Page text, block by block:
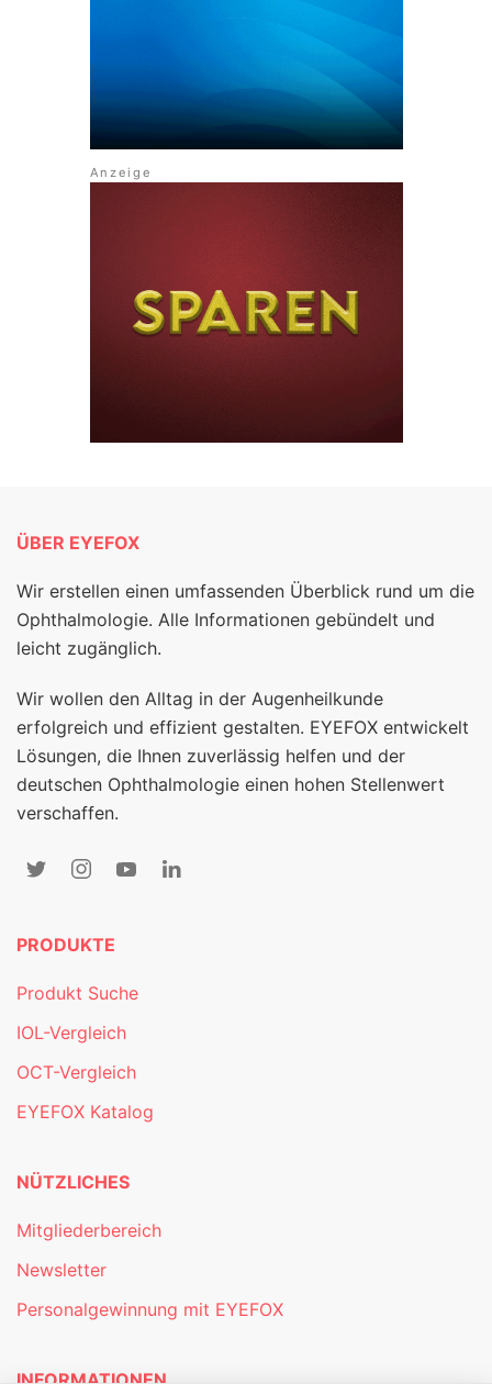
ÜBER EYEFOX
Wir erstellen einen umfassenden Überblick rund um die
Ophthalmologie. Alle Informationen gebündelt und
leicht zugänglich.
Wir wollen den Alltag in der Augenheilkunde
erfolgreich und effizient gestalten. EYEFOX entwickelt
Lösungen, die Ihnen zuverlässig helfen und der
deutschen Ophthalmologie einen hohen Stellenwert
verschaffen.
PRODUKTE
Produkt Suche
IOL-Vergleich
OCT-Vergleich
EYEFOX Katalog
NÜTZLICHES
Mitgliederbereich
Newsletter
Personalgewinnung mit EYEFOX